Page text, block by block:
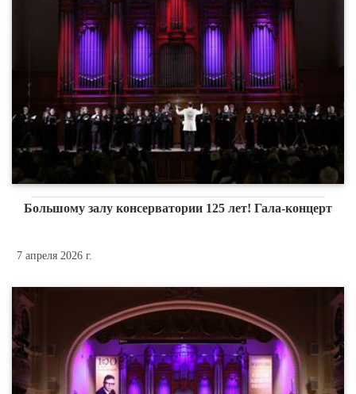
Большому залу консерватории 125 лет! Гала-концерт
7 апреля 2026 г.